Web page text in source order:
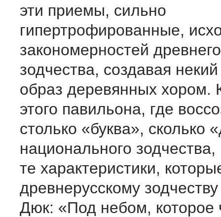
эти приемы, сильно
гипертрофированные,
закономерностей
зодчества, создавая
образ деревянных хором.
этого павильона, где
столько «буква», сколько
национального
те характеристики,
древнерусскому
Дюк: «Под небом, которое